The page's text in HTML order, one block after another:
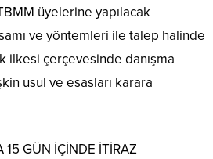
üyelerine yapılacak
ve yöntemleri ile talep halinde
ilkesi çerçevesinde danışma
usul ve esasları karara
15 GÜN İÇİNDE İTİRAZ